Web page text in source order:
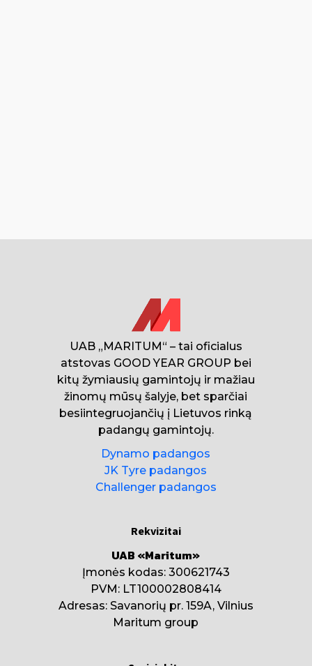
UAB „MARITUM“ – tai oficialus
atstovas GOOD YEAR GROUP bei
kitų žymiausių gamintojų ir mažiau
žinomų mūsų šalyje, bet sparčiai
besiintegruojančių į Lietuvos rinką
padangų gamintojų.
Dynamo padangos
JK Tyre padangos
Challenger padangos
Rekvizitai
UAB «Maritum»
Įmonės kodas: 300621743
PVM: LT100002808414
Adresas: Savanorių pr. 159A, Vilnius
Maritum group